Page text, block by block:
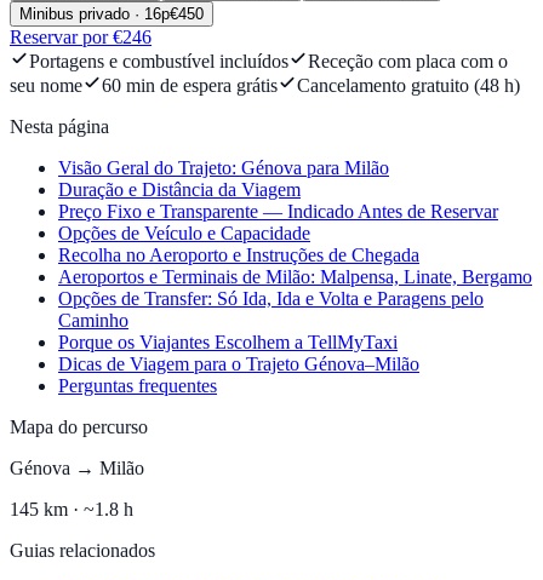
Minibus privado · 16p€450
Reservar por €246
Portagens e combustível incluídos
Receção com placa com o
seu nome
60 min de espera grátis
Cancelamento gratuito (48 h)
Nesta página
Visão Geral do Trajeto: Génova para Milão
Duração e Distância da Viagem
Preço Fixo e Transparente — Indicado Antes de Reservar
Opções de Veículo e Capacidade
Recolha no Aeroporto e Instruções de Chegada
Aeroportos e Terminais de Milão: Malpensa, Linate, Bergamo
Opções de Transfer: Só Ida, Ida e Volta e Paragens pelo
Caminho
Porque os Viajantes Escolhem a TellMyTaxi
Dicas de Viagem para o Trajeto Génova–Milão
Perguntas frequentes
Mapa do percurso
Génova → Milão
145 km · ~1.8 h
Guias relacionados